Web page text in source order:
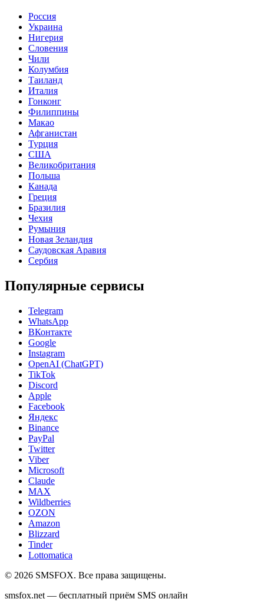
Россия
Украина
Нигерия
Словения
Чили
Колумбия
Таиланд
Италия
Гонконг
Филиппины
Макао
Афганистан
Турция
США
Великобритания
Польша
Канада
Греция
Бразилия
Чехия
Румыния
Новая Зеландия
Саудовская Аравия
Сербия
Популярные сервисы
Telegram
WhatsApp
ВКонтакте
Google
Instagram
OpenAI (ChatGPT)
TikTok
Discord
Apple
Facebook
Яндекс
Binance
PayPal
Twitter
Viber
Microsoft
Claude
MAX
Wildberries
OZON
Amazon
Blizzard
Tinder
Lottomatica
© 2026 SMSFOX. Все права защищены.
smsfox.net — бесплатный приём SMS онлайн